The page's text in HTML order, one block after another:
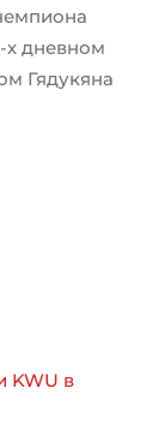
х дневном
Гядукяна
KWU в